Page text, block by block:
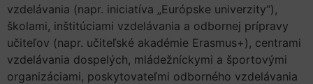
vzdelávania (napr. iniciatíva „Európske univerzity“),
školami, inštitúciami vzdelávania a odbornej prípravy
učiteľov (napr. učiteľské akadémie Erasmus+), centrami
vzdelávania dospelých, mládežníckymi a športovými
organizáciami, poskytovateľmi odborného vzdelávania